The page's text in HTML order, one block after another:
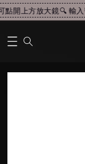
開上方放大鏡🔍 輸入